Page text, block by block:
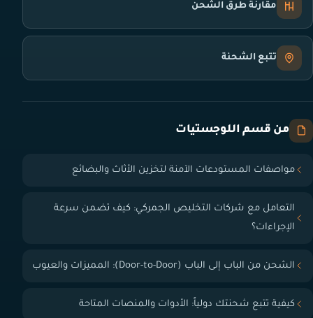
مقارنة طرق الشحن
تتبع الشحنة
من قسم اللوجستيات
مواصفات المستودعات الآمنة لتخزين الأثاث والبضائع
التعامل مع شركات التخليص الجمركي: كيف تضمن سرعة
الإجراءات؟
الشحن من الباب إلى الباب (Door-to-Door): المميزات والعيوب
كيفية تتبع شحنتك دولياً: الأدوات والمنصات المتاحة